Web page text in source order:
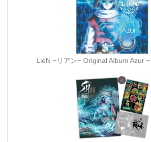
LieN −リアン− Original Album Azur